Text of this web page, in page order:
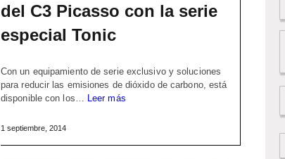
del C3 Picasso con la serie
especial Tonic
Con un equipamiento de serie exclusivo y soluciones
para reducir las emisiones de dióxido de carbono, está
disponible con los…
Leer más
1 septiembre, 2014